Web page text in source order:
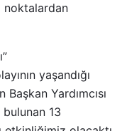
noktalardan
yaşandığı
Yardımcısı
bulunan 13